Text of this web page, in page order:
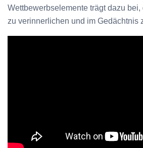
Wettbewerbselemente trägt dazu
zu verinnerlichen und im Gedächtnis